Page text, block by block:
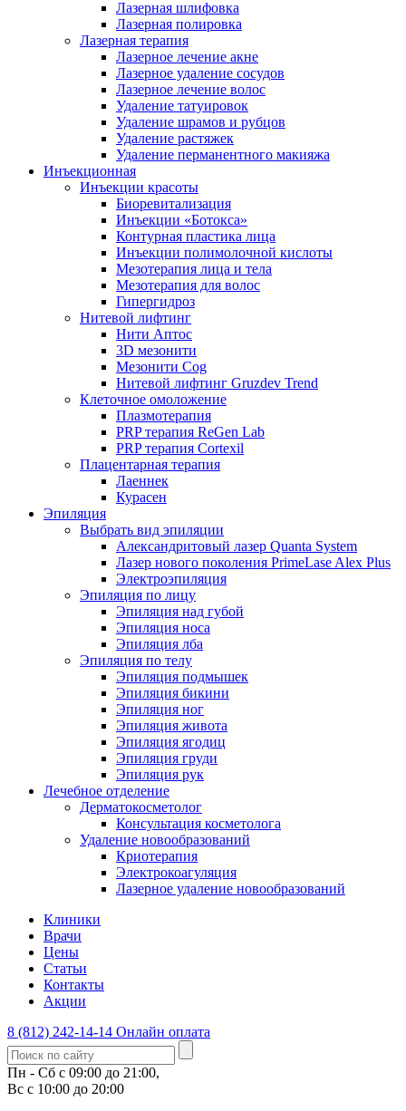
Лазерная шлифовка
Лазерная полировка
Лазерная терапия
Лазерное лечение акне
Лазерное удаление сосудов
Лазерное лечение волос
Удаление татуировок
Удаление шрамов и рубцов
Удаление растяжек
Удаление перманентного макияжа
Инъекционная
Инъекции красоты
Биоревитализация
Инъекции «Ботокса»
Контурная пластика лица
Инъекции полимолочной кислоты
Мезотерапия лица и тела
Мезотерапия для волос
Гипергидроз
Нитевой лифтинг
Нити Аптос
3D мезонити
Мезонити Cog
Нитевой лифтинг Gruzdev Trend
Клеточное омоложение
Плазмотерапия
PRP терапия ReGen Lab
PRP терапия Cortexil
Плацентарная терапия
Лаеннек
Курасен
Эпиляция
Выбрать вид эпиляции
Александритовый лазер Quanta System
Лазер нового поколения PrimeLase Alex Plus
Электроэпиляция
Эпиляция по лицу
Эпиляция над губой
Эпиляция носа
Эпиляция лба
Эпиляция по телу
Эпиляция подмышек
Эпиляция бикини
Эпиляция ног
Эпиляция живота
Эпиляция ягодиц
Эпиляция груди
Эпиляция рук
Лечебное отделение
Дерматокосметолог
Консультация косметолога
Удаление новообразований
Криотерапия
Электрокоагуляция
Лазерное удаление новообразований
Клиники
Врачи
Цены
Статьи
Контакты
Акции
8 (812) 242-14-14 Онлайн оплата
Пн - Сб с 09:00 до 21:00,
Вс с 10:00 до 20:00